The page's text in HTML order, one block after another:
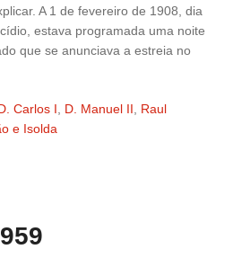
A 1 de fevereiro de 1908, dia
estava programada uma noite
que se anunciava a estreia no
Carlos I, D. Manuel II, Raul
e Isolda